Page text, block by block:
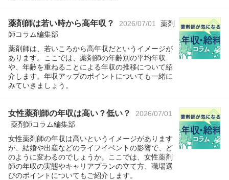
薬剤師は若い時から高年収？ 2026/07/01
薬剤
師コラム編集部
薬剤師は、若いころから高年収だというイメージが
あります。ここでは、薬剤師の年齢別の平均年収
や、年齢を重ねることによる年収の推移について紹
介します。年収アップのポイントについても一緒に
みていきましょう。
女性薬剤師の年収は高い？低い？
2026/07/01
薬剤師コラム編集部
女性薬剤師の年収は高いというイメージがあります
が、結婚や出産などのライフイベントの影響で、ど
のように変わるのでしょうか。ここでは、女性薬剤
師の年収の実態やキャリアプランの立て方、職場選
びのポイントについてもご紹介します。